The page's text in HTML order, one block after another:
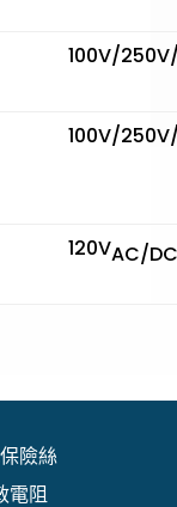
100V/
100V/
120VAC/
險絲
電阻